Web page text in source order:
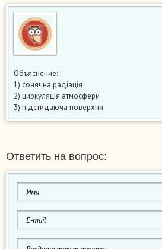
Объяснение:
1) сонячна радіація
2) циркуляція атмосфери
3) підстидаюча поверхня
Ответить на вопрос: